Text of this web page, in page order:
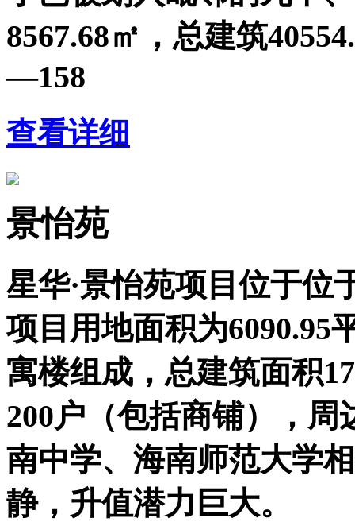
8567.68㎡，总建筑
—158
查看详细
景怡苑
星华·景怡苑项目位于位
项目用地面积为6090.95
寓楼组成，总建筑面积
200户（包括商铺），
南中学、海南师范大学
静，升值潜力巨大。